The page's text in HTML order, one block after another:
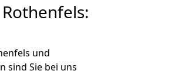
und
sind Sie bei uns